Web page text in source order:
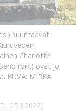
KUVA:
MIRKA
KAURANEN
suuntaavat
Charlotte
(oik.) ovat jo
KUVA: MIRKA
25.8.2022)